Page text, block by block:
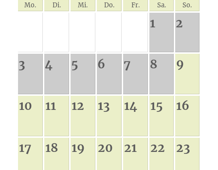
Mo. Di. Mi. Do. Fr. Sa. So.
1 2
3 4 5 6 7 8 9
10 11 12 13 14 15 16
17 18 19 20 21 22 23